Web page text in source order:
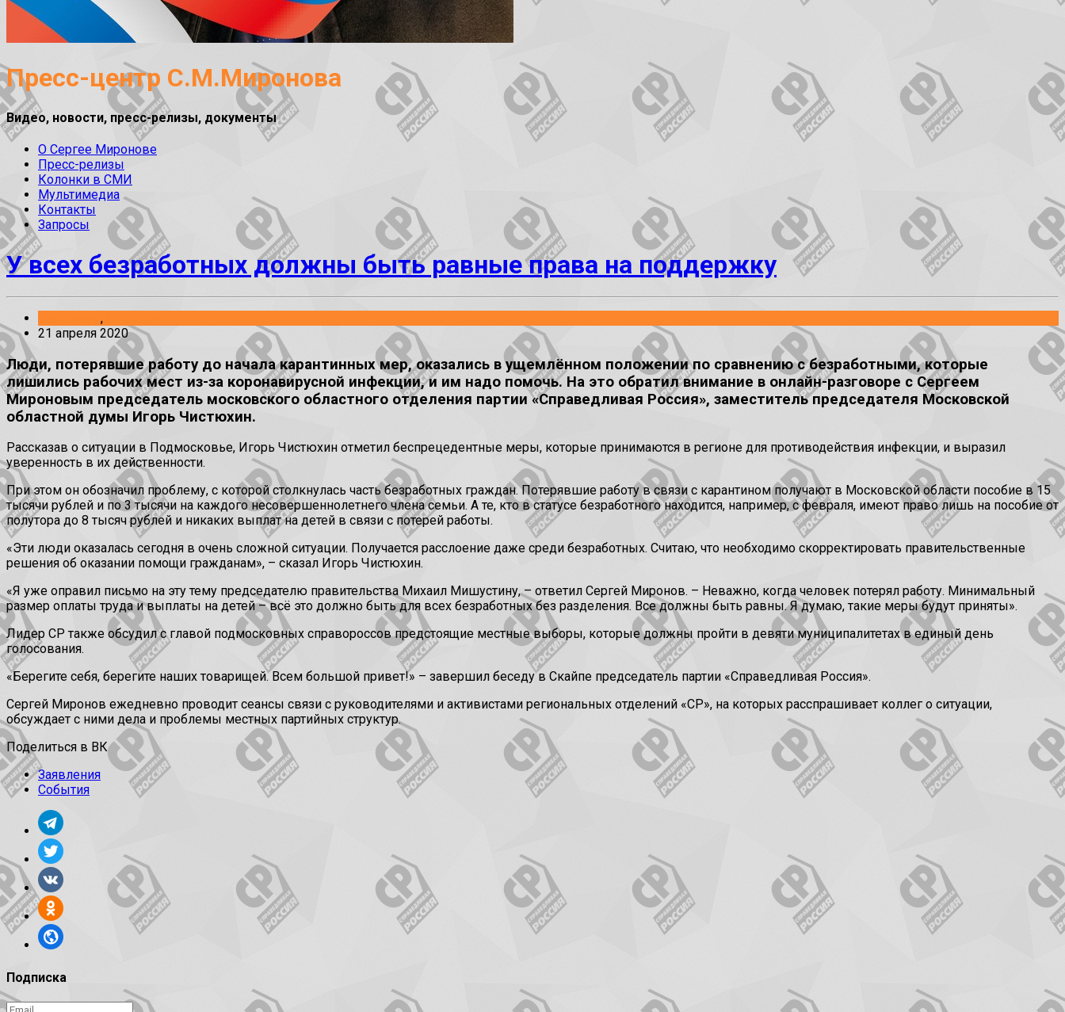
Пресс-центр С.М.Миронова
Видео, новости, пресс-релизы, документы
О Сергее Миронове
Пресс-релизы
Колонки в СМИ
Мультимедиа
Контакты
Запросы
У всех безработных должны быть равные права на поддержку
,
21 апреля 2020
Люди, потерявшие работу до начала карантинных мер, оказались в ущемлённом положении по сравнению с безработными, которые
лишились рабочих мест из-за коронавирусной инфекции, и им надо помочь. На это обратил внимание в онлайн-разговоре с Сергеем
Мироновым председатель московского областного отделения партии «Справедливая Россия», заместитель председателя Московской
областной думы Игорь Чистюхин.
Рассказав о ситуации в Подмосковье, Игорь Чистюхин отметил беспрецедентные меры, которые принимаются в регионе для противодействия инфекции, и выразил
уверенность в их действенности.
При этом он обозначил проблему, с которой столкнулась часть безработных граждан. Потерявшие работу в связи с карантином получают в Московской области пособие в 15
тысячи рублей и по 3 тысячи на каждого несовершеннолетнего члена семьи. А те, кто в статусе безработного находится, например, с февраля, имеют право лишь на пособие от
полутора до 8 тысяч рублей и никаких выплат на детей в связи с потерей работы.
«Эти люди оказалась сегодня в очень сложной ситуации. Получается расслоение даже среди безработных. Считаю, что необходимо скорректировать правительственные
решения об оказании помощи гражданам», – сказал Игорь Чистюхин.
«Я уже оправил письмо на эту тему председателю правительства Михаил Мишустину, – ответил Сергей Миронов. – Неважно, когда человек потерял работу. Минимальный
размер оплаты труда и выплаты на детей – всё это должно быть для всех безработных без разделения. Все должны быть равны. Я думаю, такие меры будут приняты».
Лидер СР также обсудил с главой подмосковных справороссов предстоящие местные выборы, которые должны пройти в девяти муниципалитетах в единый день
голосования.
«Берегите себя, берегите наших товарищей. Всем большой привет!» – завершил беседу в Скайпе председатель партии «Справедливая Россия».
Сергей Миронов ежедневно проводит сеансы связи с руководителями и активистами региональных отделений «СР», на которых расспрашивает коллег о ситуации,
обсуждает с ними дела и проблемы местных партийных структур.
Поделиться в ВК
Заявления
События
Подписка